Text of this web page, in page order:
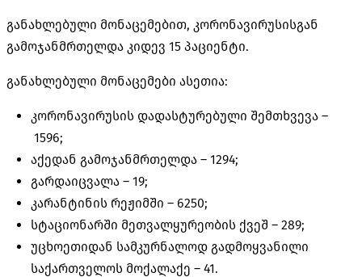
განახლებული მონაცემებით, კორონავირუსისგან
გამოჯანმრთელდა კიდევ 15 პაციენტი.
განახლებული მონაცემები ასეთია:
კორონავირუსის დადასტურებული შემთხვევა –
1596;
აქედან გამოჯანმრთელდა – 1294;
გარდაიცვალა – 19;
კარანტინის რეჟიმში – 6250;
სტაციონარში მეთვალყურეობის ქვეშ – 289;
უცხოეთიდან სამკურნალოდ გადმოყვანილი
საქართველოს მოქალაქე – 41.